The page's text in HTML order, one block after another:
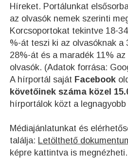
Híreket. Portálunkat
az olvasók nemek szerinti
Korcsoportokat tekintve 18-
%-át teszi ki az olvasóknak a
28%-át és a maradék 11%
olvasók. (Adatok forrása:
A hírportál saját Facebook
követőinek száma közel
hírportálok közt a
Médiajánlatunkat és
találja: Letölthető
képre kattintva is megnézheti.